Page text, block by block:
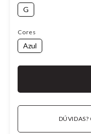
G
Cores
Azul
DÚVIDAS?